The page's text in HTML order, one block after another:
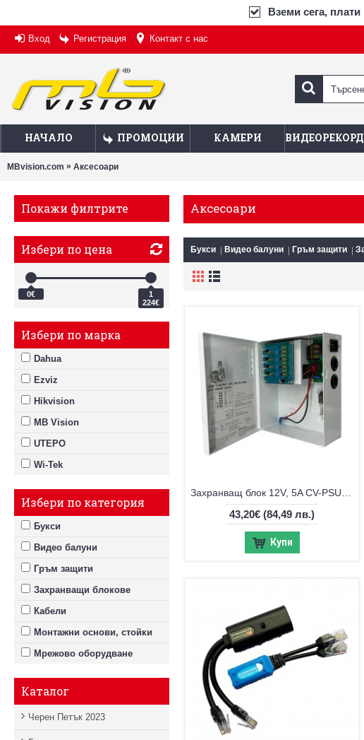
Вземи сега,
Вход Регистрация Контакт с нас
НАЧАЛО ПРОМОЦИИ КАМЕРИ
MBvision.com » Аксесоари
Покажи филтрите
Избери по цена
0€
1
224€
Избери по марка
Dahua
Ezviz
Hikvision
MB Vision
UTEPO
Wi-Tek
Избери по категория
Букси
Видео балуни
Гръм защити
Захранващи блокове
Кабели
Монтажни основи, стойки
Мрежово оборудване
Каталог
Черен Петък 2023
Аксесоари
Букси Видео балуни Гръм защити
43,20€ (84,49 лв.)
Купи